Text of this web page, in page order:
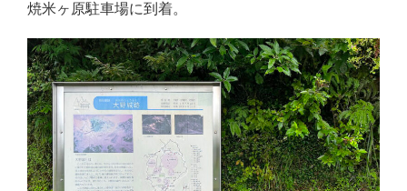
焼米ヶ原駐車場に到着。